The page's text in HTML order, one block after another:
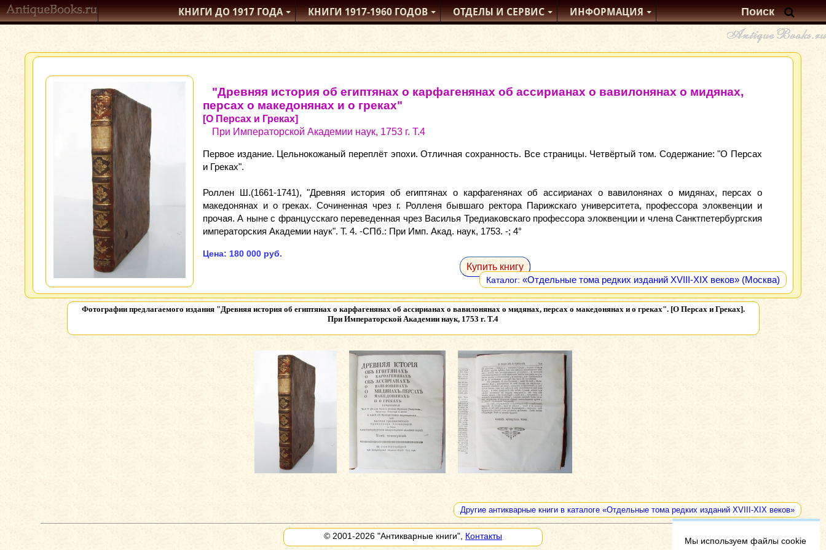
КНИГИ ДО 1917ГОДА КНИГИ1917-1960ГОДОВ ОТДЕЛЫИ СЕРВИС ИНФОРМАЦИЯ
"Древняя история об египтянах о карфагенянах об ассирианах о вавилонянах о мидянах,
персах о македонянах и о греках"
[О Персах и Греках]
При Императорской Академии наук, 1753 г. Т.4
Первое издание. Цельнокожаный переплёт эпохи. Отличная сохранность. Все страницы. Четвёртый том. Содержание: "О Персах
и Греках".
Роллен Ш.(1661-1741), "Древняя история об египтянах о карфагенянах об ассирианах о вавилонянах о мидянах, персах о
македонянах и о греках. Сочиненная чрез г. Ролленя бывшаго ректора Парижскаго университета, профессора элоквенции и
прочая. А ныне с францусскаго переведенная чрез Василья Тредиаковскаго профессора элоквенции и члена Санктпетербургския
императорския Академии наук". Т. 4. -СПб.: При Имп. Акад. наук, 1753. -; 4°
Цена: 180 000 руб.
Купить книгу
Каталог: «Отдельные тома редких изданий XVIII-XIX веков» (Москва)
Фотографии предлагаемого издания "Древняя история об египтянах о карфагенянах об ассирианах о вавилонянах о мидянах, персах о македонянах и о греках". [О Персах и Греках].
При Императорской Академии наук, 1753 г. Т.4
Другие антикварные книги в каталоге «Отдельные тома редких изданий XVIII-XIX веков»
© 2001-2026 "Антикварные книги" Контакты
Мы используем файлы cookie